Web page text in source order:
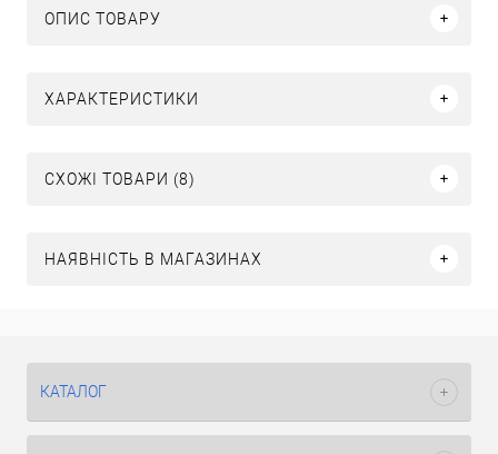
ОПИС ТОВАРУ
ХАРАКТЕРИСТИКИ
СХОЖІ ТОВАРИ (8)
НАЯВНІСТЬ В МАГАЗИНАХ
КАТАЛОГ